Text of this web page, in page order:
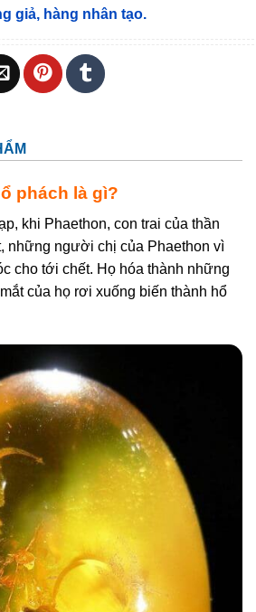
giả, hàng nhân tạo.
phách là gì?
khi Phaethon, con trai của thần
những người chị của Phaethon vì
cho tới chết. Họ hóa thành những
của họ rơi xuống biến thành hổ